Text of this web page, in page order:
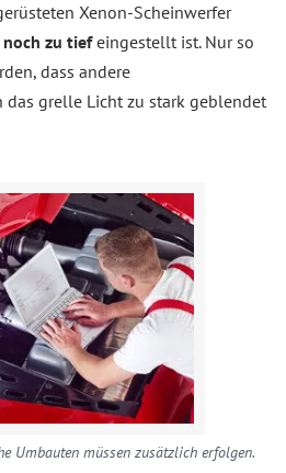
Xenon-Scheinwerfer
zu tiefeingestellt ist. Nur so
dass andere
das grelle Licht zu stark geblendet
Umbauten müssen zusätzlich erfolgen.